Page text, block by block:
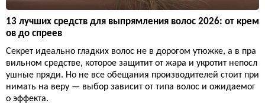
13 лучших средств для выпрямления волос 2026: от крем
ов до спреев
Секрет идеально гладких волос не в дорогом утюжке, а в пра
вильном средстве, которое защитит от жара и укротит непосл
ушные пряди. Но не все обещания производителей стоит при
нимать на веру — выбор зависит от типа волос и ожидаемог
о эффекта.